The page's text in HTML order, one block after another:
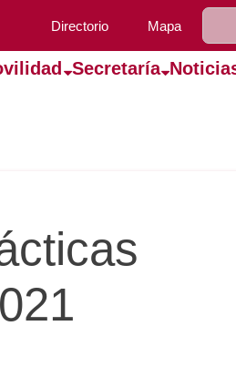
Directorio Mapa
Secretaría